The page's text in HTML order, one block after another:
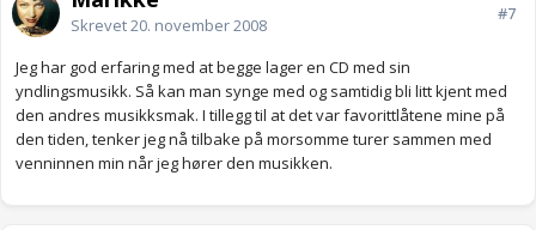
Skrevet20. november 2008
#7
Jeg har god erfaring med at begge lager en CD med sin
yndlingsmusikk. Så kan man synge med og samtidig bli litt kjent med
den andres musikksmak. I tillegg til at det var favorittlåtene mine på
den tiden, tenker jeg nå tilbake på morsomme turer sammen med
venninnen min når jeg hører den musikken.